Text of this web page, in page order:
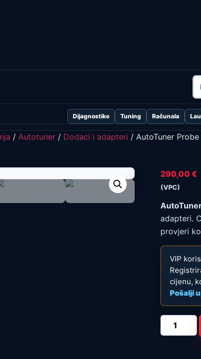
Dijagnostike Tuning Računala
/ Autotuner / Dodaci i adapteri / AutoTuner
290,00€
(VPC)
adapteri.
provjeri
VIP
cijenu,
Pošalji
AutoTuner
Probe
Bosch